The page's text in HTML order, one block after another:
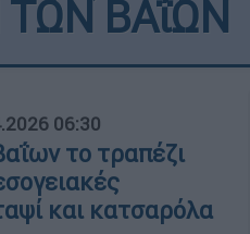
ΤΩΝ ΒΑΐΩΝ
06:30
το τραπέζι
και κατσαρόλα